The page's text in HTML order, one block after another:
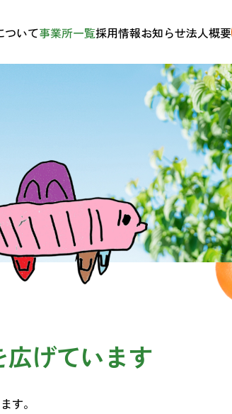
ついて事業所一覧採用情報お知らせ法人概要
げています
す。